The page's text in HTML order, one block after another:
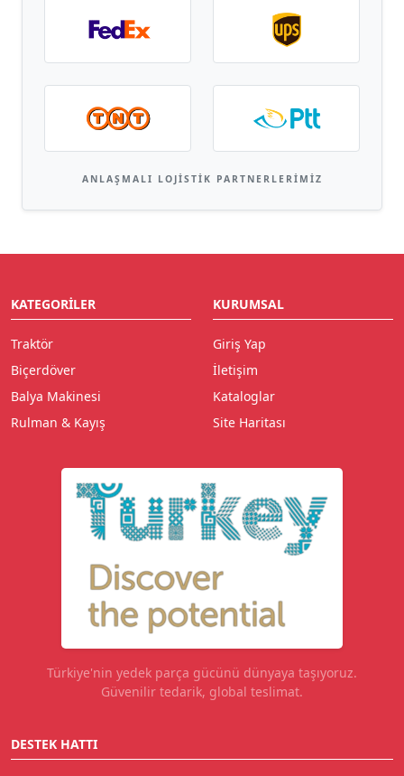
ANLAŞMALI LOJISTIK PARTNERLERIMIZ
KATEGORILER
Traktör
Biçerdöver
Balya Makinesi
Rulman & Kayış
KURUMSAL
Giriş Yap
İletişim
Kataloglar
Site Haritası
Türkiye'nin yedek parça gücünü dünyaya taşıyoruz.
Güvenilir tedarik, global teslimat.
DESTEK HATTI